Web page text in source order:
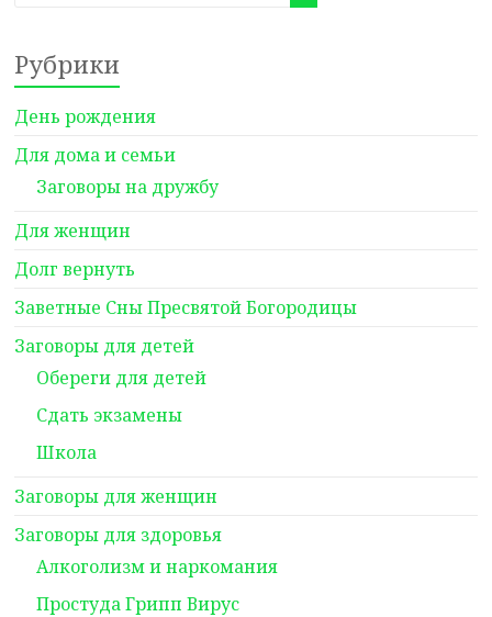
Рубрики
День рождения
Для дома и семьи
Заговоры на дружбу
Для женщин
Долг вернуть
Заветные Сны Пресвятой Богородицы
Заговоры для детей
Обереги для детей
Сдать экзамены
Школа
Заговоры для женщин
Заговоры для здоровья
Алкоголизм и наркомания
Простуда Грипп Вирус